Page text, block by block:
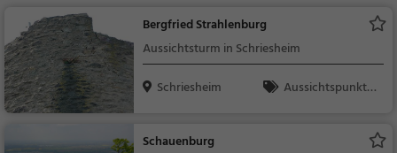
Bergfried Strahlenburg
Aussichtsturm in Schriesheim
Schriesheim
Aussichtspunkt, F
Schauenburg